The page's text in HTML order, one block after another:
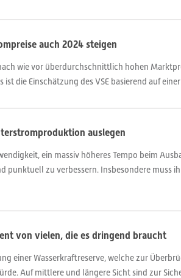
auch 2024 steigen
wie vor überdurchschnittlich hohen
ist die Einschätzung des VSE basierend auf
auslegen
ein massiv höheres Tempo beim
zu verbessern. Insbesondere muss
von vielen, die es dringend braucht
einer Wasserkraftreserve, welche zur
Auf mittlere und längere Sicht sind zur